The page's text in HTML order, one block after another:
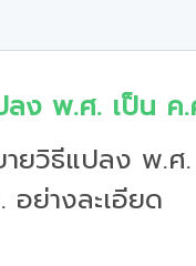
ง พ.ศ. เป็น ค.
ายวิธีแปลง พ.ศ
ย่างละเอียด